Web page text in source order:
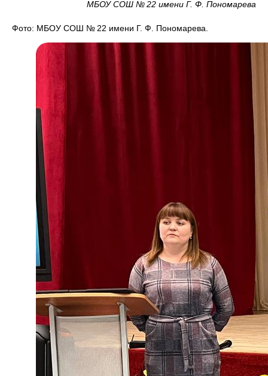
МБОУ СОШ № 22 имени Г. Ф. Пономарева
Фото: МБОУ СОШ № 22 имени Г. Ф. Пономарева.